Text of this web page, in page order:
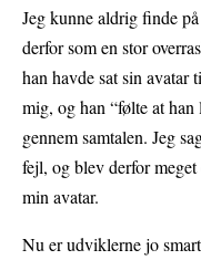
Jeg kunne aldrig finde
derfor som en stor
han havde sat sin avatar
mig, og han “følte at
gennem samtalen. Jeg
fejl, og blev derfor
min avatar.
Nu er udviklerne jo